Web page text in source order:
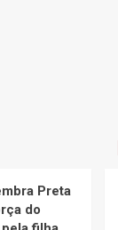
Preta
do